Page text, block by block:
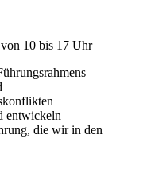
10 bis 17 Uhr
entwickeln
die wir in den